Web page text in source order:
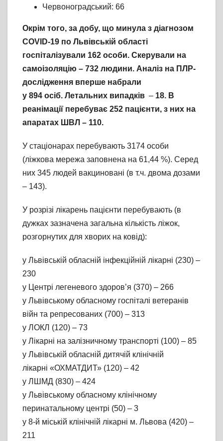
Червоноградський: 66
Окрім того, за добу, що минула з діагнозом
COVID-19 по Львівській області
госпіталізували 162 особи. Скерували на
самоізоляцію – 732 людини. Аналіз на ПЛР-
дослідження вперше набрали
у 894 осіб. Летальних випадків – 18. В
реанімації перебуває 252 пацієнти, з них на
апаратах ШВЛ – 110.
У стаціонарах перебувають 3174 особи
(ліжкова мережа заповнена на 61,44 %). Серед
них 345 людей вакциновані (в т.ч. двома дозами
– 143).
У розрізі лікарень пацієнти перебувають (в
дужках зазначена загальна кількість ліжок,
розгорнутих для хворих на ковід):
у Львівській обласній інфекційній лікарні (230) –
230
у Центрі легеневого здоров’я (370) – 266
у Львівському обласному госпіталі ветеранів
війн та репресованих (700) – 313
у ЛОКЛ (120) – 73
у Лікарні на залізничному транспорті (100) – 85
у Львівській обласній дитячій клінічній
лікарні «ОХМАТДИТ» (120) – 42
у ЛШМД (830) – 424
у Львівському обласному клінічному
перинатальному центрі (50) – 3
у 8-й міській клінічній лікарні м. Львова (420) –
211